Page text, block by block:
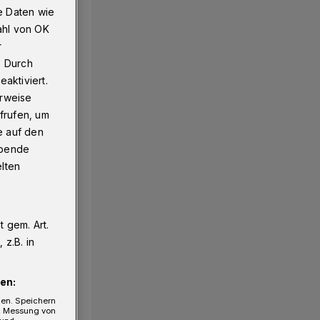
Daten wie
von OK
Durch
um
auf den
gem. Art.
z.B. in
Speichern
von